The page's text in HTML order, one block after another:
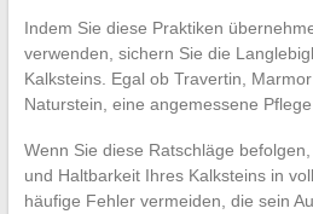
Indem Sie diese Praktiken
verwenden, sichern Sie die
Kalksteins. Egal ob Travertin,
Naturstein, eine angemessene
Wenn Sie diese Ratschläge
und Haltbarkeit Ihres Kalksteins in
häufige Fehler vermeiden, die sein